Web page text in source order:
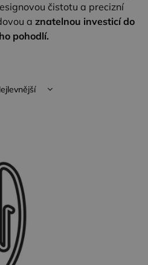
čistotu a precizní
a znatelnou investicí do
pohodlí.